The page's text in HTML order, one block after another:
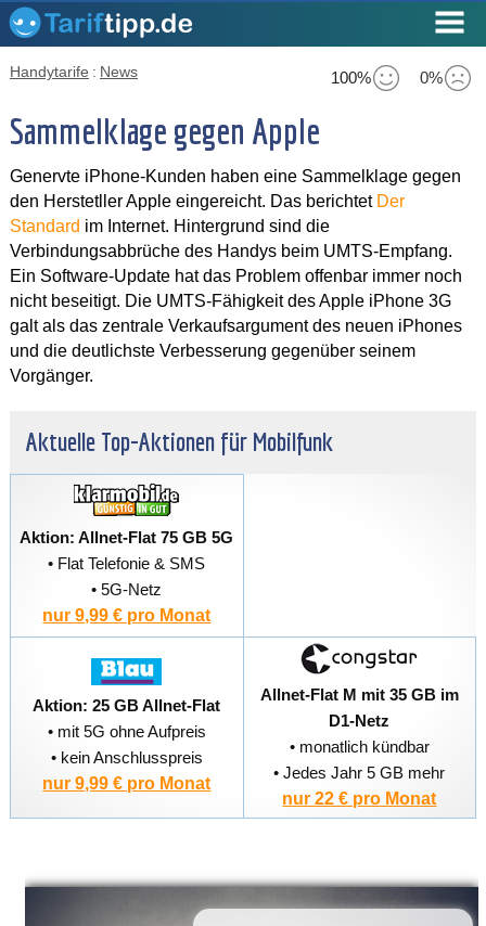
100% 0%
Handytarife : News
Sammelklage gegen Apple
Genervte iPhone-Kunden haben eine Sammelklage gegen
den Herstetller Apple eingereicht. Das berichtet Der
Standard im Internet. Hintergrund sind die
Verbindungsabbrüche des Handys beim UMTS-Empfang.
Ein Software-Update hat das Problem offenbar immer noch
nicht beseitigt. Die UMTS-Fähigkeit des Apple iPhone 3G
galt als das zentrale Verkaufsargument des neuen iPhones
und die deutlichste Verbesserung gegenüber seinem
Vorgänger.
Aktuelle Top-Aktionen für Mobilfunk
Aktion: Allnet-Flat 75 GB 5G
• Flat Telefonie & SMS
• 5G-Netz
nur 9,99 € pro Monat
Aktion: 25 GB Allnet-Flat
• mit 5G ohne Aufpreis
• kein Anschlusspreis
nur 9,99 € pro Monat
Allnet-Flat M mit 35 GB im
D1-Netz
• monatlich kündbar
• Jedes Jahr 5 GB mehr
nur 22 € pro Monat